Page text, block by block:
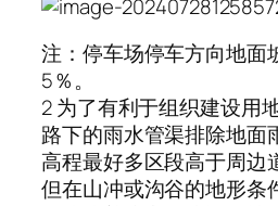
注：停车场停车方向地面
5％。
2 为了有利于组织建设用
路下的雨水管渠排除地面
高程最好多区段高于周边
但在山冲或沟谷的地形条